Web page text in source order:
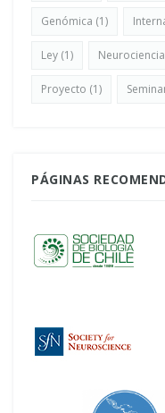
Genómica (1)
Ley (1) Neurociencia
Proyecto (1)
PÁGINAS